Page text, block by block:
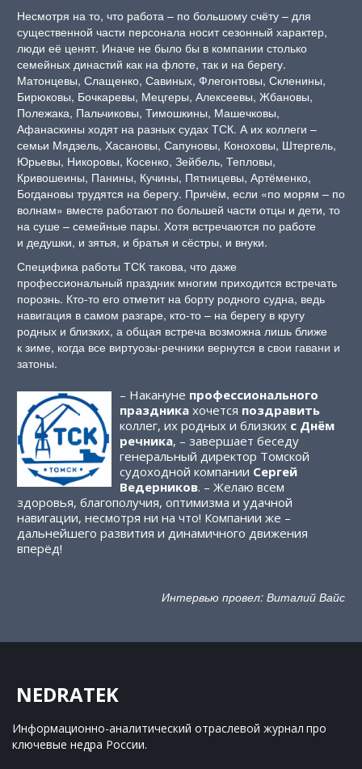
Несмотря на то, что работа – по большому счёту – для
существенной части персонала носит сезонный характер,
люди её ценят. Иначе не было бы в компании столько
семейных династий как на флоте, так и на берегу.
Матонцевы, Слащенко, Савиных, Флегонтовы, Скленины,
Бирюковы, Бочкаревы, Мецгеры, Алексеевы, Жбановы,
Полежака, Пальчиковы, Тимошкины, Машечковы,
Афанаскины ходят на разных судах ТСК. А их коллеги –
семьи Мядзель, Хасановы, Сапуновы, Коноховы, Штергель,
Юрьевы, Никоровы, Косенко, Зейбель, Тепловы,
Кривошеины, Панины, Кучины, Пятницевы, Артёменко,
Богдановы трудятся на берегу. Причём, если «по морям – по
волнам» вместе работают по большей части отцы и дети, то
на суше – семейные пары. Хотя встречаются по работе
и дедушки, и зятья, и братья и сёстры, и внуки.
Специфика работы ТСК такова, что даже
профессиональный праздник многим приходится встречать
порознь. Кто-то его отметит на борту родного судна, ведь
навигация в самом разгаре, кто-то – на берегу в кругу
родных и близких, а общая встреча возможна лишь ближе
к зиме, когда все виртуозы-речники вернутся в свои гавани и
затоны.
– Накануне профессионального
праздникахочется поздравить
коллег, их родных и близких с Днём
речника, – завершает беседу
генеральный директор Томской
судоходной компании Сергей
Ведерников. – Желаю всем
здоровья, благополучия, оптимизма и удачной
навигации, несмотря ни на что! Компании же –
дальнейшего развития и динамичного движения
вперёд!
Интервью провел: Виталий Вайс
NEDRATEK
Информационно-аналитический отраслевой журнал про
ключевые недра России.